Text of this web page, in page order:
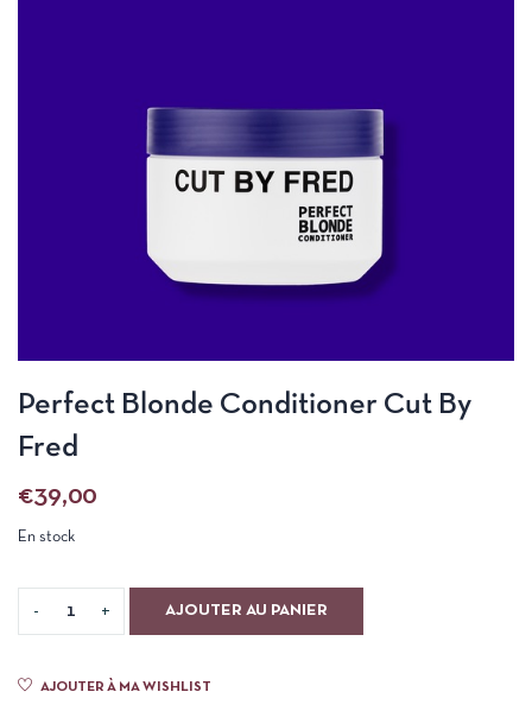
Perfect Blonde Conditioner Cut By
Fred
€39,00
En stock
AJOUTER AU PANIER
AJOUTER À MA WISHLIST